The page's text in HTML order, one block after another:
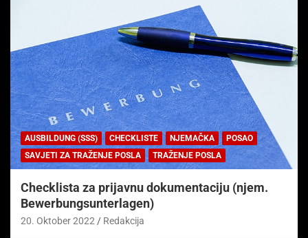
AUSBILDUNG (SSS) CHECKLISTE NJEMAČKA
POSAO
SAVJETI ZA TRAŽENJE POSLA
TRAŽENJE POSLA
Checklista za prijavnu dokumentaciju (njem.
Bewerbungsunterlagen)
20. Oktober 2022 Redakcija